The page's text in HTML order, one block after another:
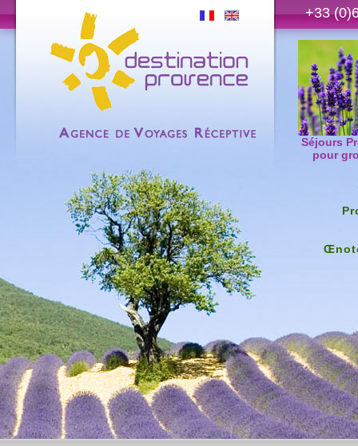
+33
Séjours
pour